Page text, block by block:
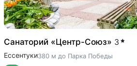
Санаторий «Центр-Союз» 3
Ессентуки380 м до Парка Победы